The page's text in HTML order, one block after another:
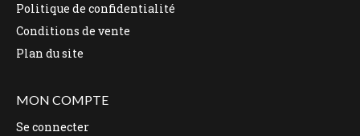
Politique de confidentialité
Conditions de vente
Plan du site
MON COMPTE
Se connecter